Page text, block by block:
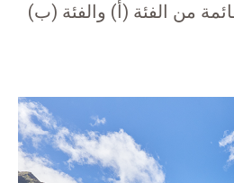
من الفئة (أ) والفئة (ب)